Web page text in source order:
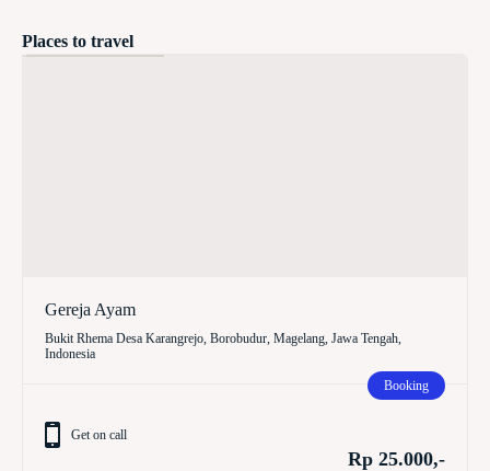
Places to travel
Gereja Ayam
Bukit Rhema Desa Karangrejo, Borobudur, Magelang, Jawa Tengah,
Indonesia
Booking
Get on call
Rp 25.000,-